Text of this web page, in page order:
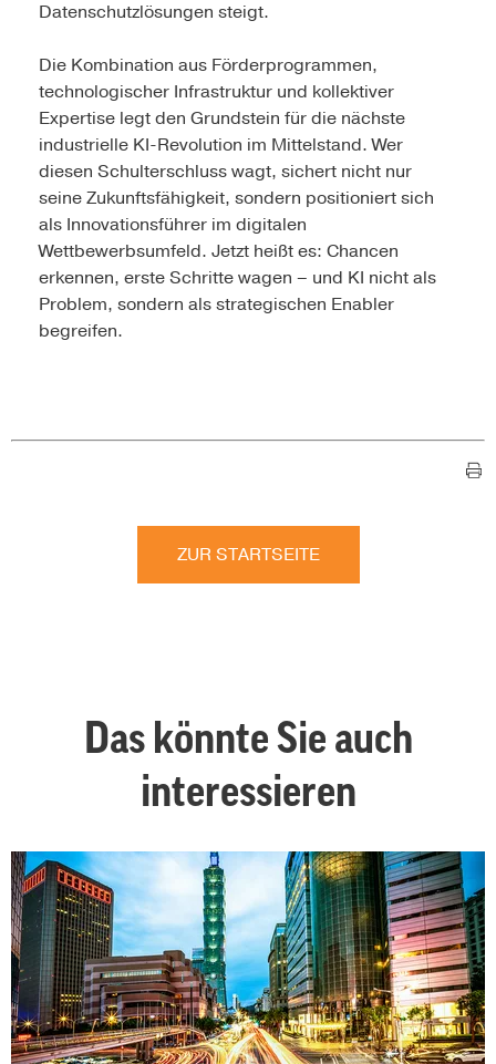
Datenschutzlösungen steigt.
Die Kombination aus Förderprogrammen,
technologischer Infrastruktur und kollektiver
Expertise legt den Grundstein für die nächste
industrielle KI-Revolution im Mittelstand. Wer
diesen Schulterschluss wagt, sichert nicht nur
seine Zukunftsfähigkeit, sondern positioniert sich
als Innovationsführer im digitalen
Wettbewerbsumfeld. Jetzt heißt es: Chancen
erkennen, erste Schritte wagen – und KI nicht als
Problem, sondern als strategischen Enabler
begreifen.
ZUR STARTSEITE
Das könnte Sie auch
interessieren